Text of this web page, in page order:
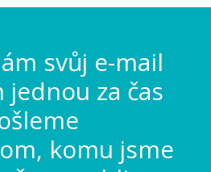
svůj e-mail
jednou za čas
komu jsme